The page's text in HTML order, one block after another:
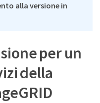
alla versione in
per un
della